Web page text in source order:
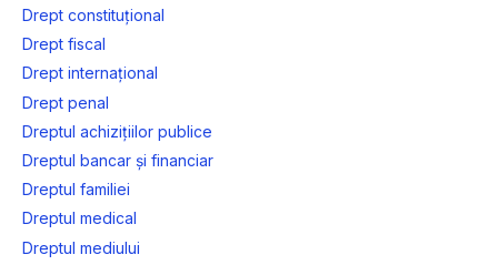
Drept constituțional
Drept fiscal
Drept internațional
Drept penal
Dreptul achizițiilor publice
Dreptul bancar și financiar
Dreptul familiei
Dreptul medical
Dreptul mediului